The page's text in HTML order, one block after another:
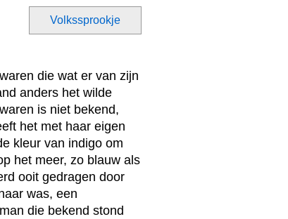
Volkssprookje
die wat er van zijn
anders het wilde
is niet bekend,
het met haar eigen
kleur van indigo om
het meer, zo blauw als
ooit gedragen door
was, een
die bekend stond